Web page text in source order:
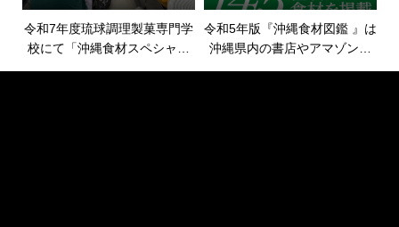
令和7年度琉球調理製菓専門学
校にて「沖縄食材スペシャリ
令和5年版『沖縄食材図鑑 』は
沖縄県内の書店やアマゾンで